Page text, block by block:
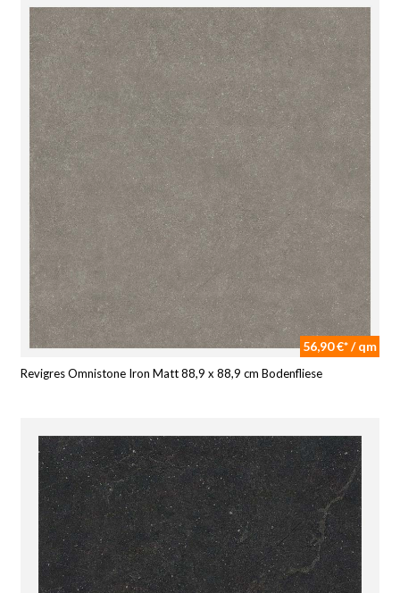
56,90 €* / qm
Revigres Omnistone Iron Matt 88,9 x 88,9 cm Bodenfliese